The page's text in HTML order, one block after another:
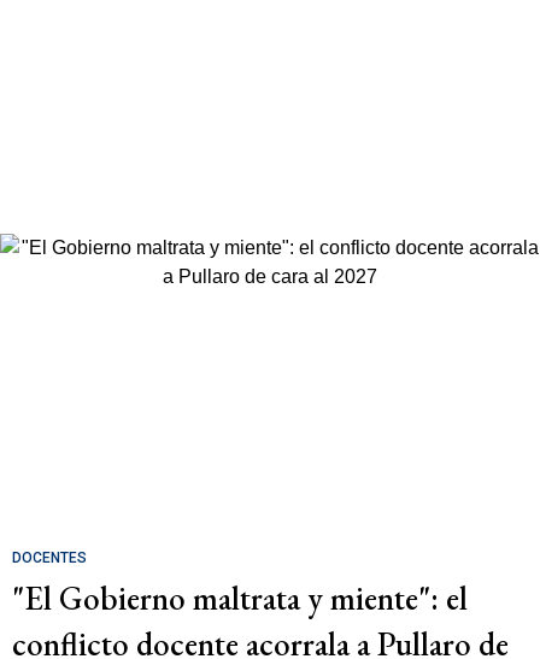
DOCENTES
"El Gobierno maltrata y miente": el
conflicto docente acorrala a Pullaro de